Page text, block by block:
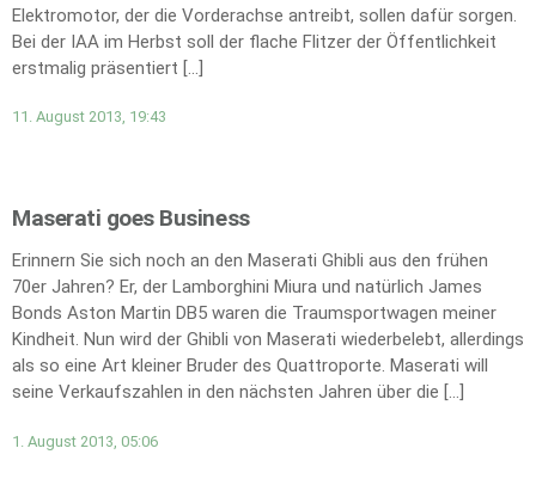
Elektromotor, der die Vorderachse antreibt, sollen dafür sorgen.
Bei der IAA im Herbst soll der flache Flitzer der Öffentlichkeit
erstmalig präsentiert […]
11. August 2013, 19:43
Maserati goes Business
Erinnern Sie sich noch an den Maserati Ghibli aus den frühen
70er Jahren? Er, der Lamborghini Miura und natürlich James
Bonds Aston Martin DB5 waren die Traumsportwagen meiner
Kindheit. Nun wird der Ghibli von Maserati wiederbelebt, allerdings
als so eine Art kleiner Bruder des Quattroporte. Maserati will
seine Verkaufszahlen in den nächsten Jahren über die […]
1. August 2013, 05:06